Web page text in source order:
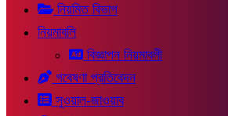
নিয়মিত বিভাগ
নিয়মাবলি
বিজ্ঞাপন নিয়মাবলী
গবেষণা প্রতিবেদন
সুওয়াল-জাওয়াব